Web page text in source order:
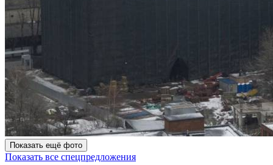
Показать ещё фото
Показать все спецпредложения